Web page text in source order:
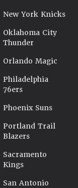
New York Knicks
Oklahoma City
Thunder
Orlando Magic
Philadelphia
76ers
Phoenix Suns
Portland Trail
Blazers
Sacramento
Kings
San Antonio